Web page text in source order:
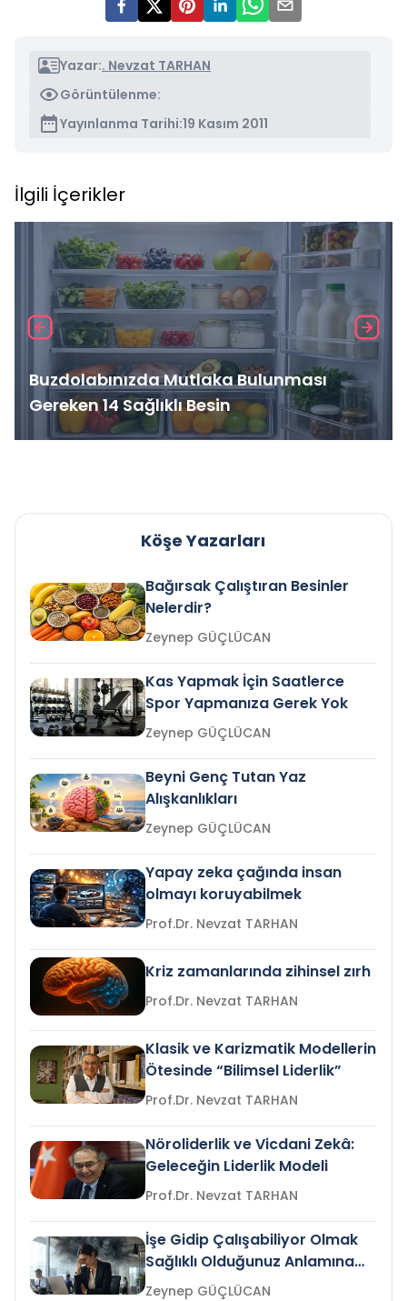
Yazar:. Nevzat TARHAN
Görüntülenme:
Yayınlanma Tarihi:19 Kasım 2011
İlgili İçerikler
Buzdolabınızda Mutlaka Bulunması
Gereken 14 Sağlıklı Besin
Köşe Yazarları
Bağırsak Çalıştıran Besinler
Nelerdir?
Zeynep GÜÇLÜCAN
Kas Yapmak İçin Saatlerce
Spor Yapmanıza Gerek Yok
Zeynep GÜÇLÜCAN
Beyni Genç Tutan Yaz
Alışkanlıkları
Zeynep GÜÇLÜCAN
Yapay zeka çağında insan
olmayı koruyabilmek
Prof.Dr. Nevzat TARHAN
Kriz zamanlarında zihinsel zırh
Prof.Dr. Nevzat TARHAN
Klasik ve Karizmatik Modellerin
Ötesinde “Bilimsel Liderlik”
Prof.Dr. Nevzat TARHAN
Nöroliderlik ve Vicdani Zekâ:
Geleceğin Liderlik Modeli
Prof.Dr. Nevzat TARHAN
İşe Gidip Çalışabiliyor Olmak
Sağlıklı Olduğunuz Anlamına
Gelir mi?Zeynep GÜÇLÜCAN